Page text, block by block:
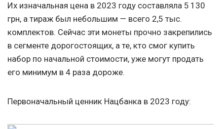
Их изначальная цена в 2023 году составляла 5 130
грн, а тираж был небольшим — всего 2,5 тыс.
комплектов. Сейчас эти монеты прочно закрепились
в сегменте дорогостоящих, а те, кто смог купить
набор по начальной стоимости, уже могут продать
его минимум в 4 раза дороже.
Первоначальный ценник Нацбанка в 2023 году: